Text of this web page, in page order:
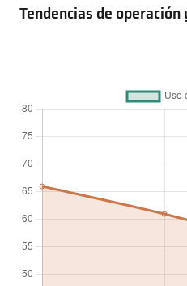
Tendencias de